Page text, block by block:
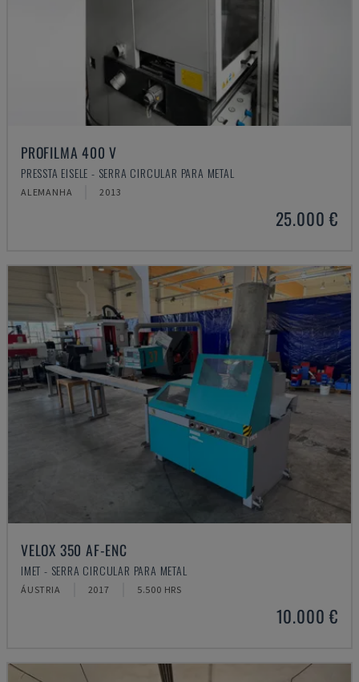
PROFILMA 400 V
PRESSTA EISELE - SERRA CIRCULAR PARA METAL
ALEMANHA 2013
25.000 €
VELOX 350 AF-ENC
IMET - SERRA CIRCULAR PARA METAL
ÁUSTRIA 2017 5.500 HRS
10.000 €